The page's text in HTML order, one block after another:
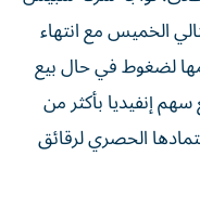
الخميس مع انتهاء
لضغوط في حال بيع
إنفيديا بأكثر من
الحصري لرقائق